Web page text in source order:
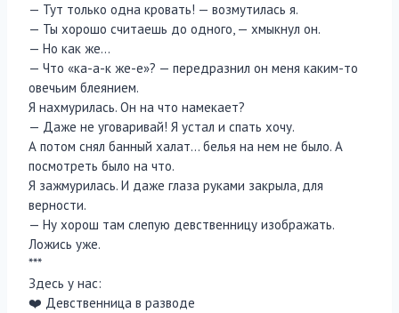
— Тут только одна кровать! — возмутилась я.
— Ты хорошо считаешь до одного, — хмыкнул он.
— Но как же…
— Что «ка-а-к же-е»? — передразнил он меня каким-то
овечьим блеянием.
Я нахмурилась. Он на что намекает?
— Даже не уговаривай! Я устал и спать хочу.
А потом снял банный халат… белья на нем не было. А
посмотреть было на что.
Я зажмурилась. И даже глаза руками закрыла, для
верности.
— Ну хорош там слепую девственницу изображать.
Ложись уже.
***
Здесь у нас:
‍❤️‍ Девственница в разводе